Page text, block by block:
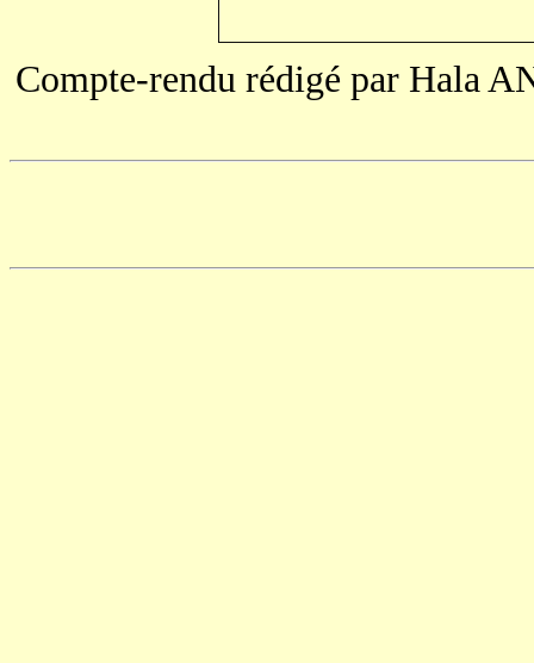
Compte-rendu rédigé par Hala